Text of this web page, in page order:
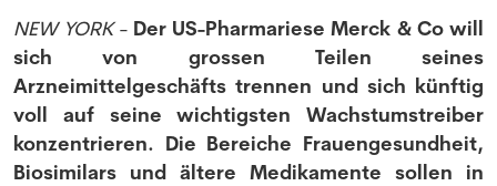
NEW YORK- Der US-Pharmariese Merck & Co will
sich von grossen Teilen seines
Arzneimittelgeschäfts trennen und sich künftig
voll auf seine wichtigsten Wachstumstreiber
konzentrieren. Die Bereiche Frauengesundheit,
Biosimilars und ältere Medikamente sollen in